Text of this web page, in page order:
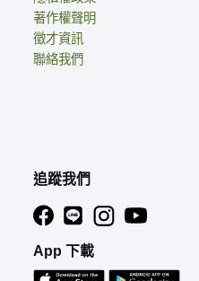
著作權聲明
徵才資訊
聯絡我們
追蹤我們
App 下載